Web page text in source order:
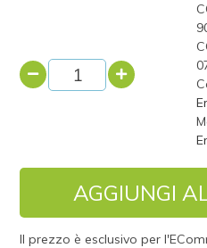
AGGIUNGI
Il prezzo è esclusivo per